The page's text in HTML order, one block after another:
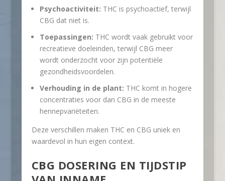
Psychoactiviteit: THC is psychoactief, terwijl
CBG dat niet is.
Toepassingen: THC wordt vaak gebruikt voor
recreatieve doeleinden, terwijl CBG meer
wordt onderzocht voor zijn potentiële
gezondheidsvoordelen.
Verhouding in de plant: THC komt in hogere
concentraties voor dan CBG in de meeste
hennepvariëteiten.
Deze verschillen maken THC en CBG uniek en
waardevol in hun eigen context.
CBG DOSERING EN TIJDSTIP